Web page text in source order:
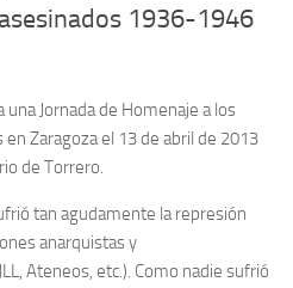
1936-1946
una Jornada de Homenaje a los
Zaragoza el 13 de abril de 2013
de Torrero.
tan agudamente la represión
anarquistas y
Ateneos, etc.). Como nadie sufrió